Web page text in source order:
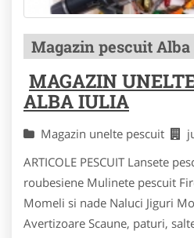
Magazin pescuit
MAGAZIN
ALBA IULIA
Magazin unelte pescuit
ARTICOLE PESCUIT Lansete
roubesiene Mulinete pescuit
Momeli si nade Naluci Jiguri
Avertizoare Scaune, paturi,